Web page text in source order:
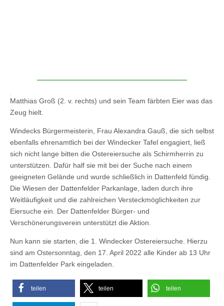
Matthias Groß (2. v. rechts) und sein Team färbten Eier was das
Zeug hielt.
Windecks Bürgermeisterin, Frau Alexandra Gauß, die sich selbst
ebenfalls ehrenamtlich bei der Windecker Tafel engagiert, ließ
sich nicht lange bitten die Ostereiersuche als Schirmherrin zu
unterstützen. Dafür half sie mit bei der Suche nach einem
geeigneten Gelände und wurde schließlich in Dattenfeld fündig.
Die Wiesen der Dattenfelder Parkanlage, laden durch ihre
Weitläufigkeit und die zahlreichen Versteckmöglichkeiten zur
Eiersuche ein. Der Dattenfelder Bürger- und
Verschönerungsverein unterstützt die Aktion.
Nun kann sie starten, die 1. Windecker Ostereiersuche. Hierzu
sind am Ostersonntag, den 17. April 2022 alle Kinder ab 13 Uhr
im Dattenfelder Park eingeladen.
teilen teilen teilen